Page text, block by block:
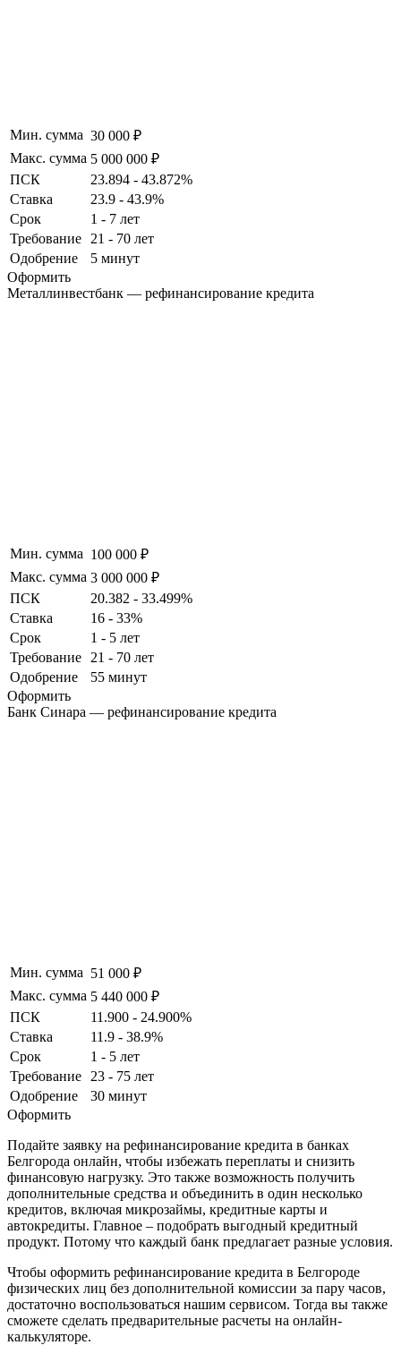
Мин. сумма 30 000 ₽
Макс. сумма 5 000 000 ₽
ПСК
23.894 - 43.872%
Ставка
23.9 - 43.9%
Срок
1 - 7 лет
Требование
21 - 70 лет
Одобрение
5 минут
Оформить
Металлинвестбанк — рефинансирование кредита
Мин. сумма 100 000 ₽
Макс. сумма 3 000 000 ₽
ПСК
20.382 - 33.499%
Ставка
16 - 33%
Срок
1 - 5 лет
Требование
21 - 70 лет
Одобрение
55 минут
Оформить
Банк Синара — рефинансирование кредита
Мин. сумма 51 000 ₽
Макс. сумма 5 440 000 ₽
ПСК
11.900 - 24.900%
Ставка
11.9 - 38.9%
Срок
1 - 5 лет
Требование
23 - 75 лет
Одобрение
30 минут
Оформить
Подайте заявку на рефинансирование кредита в банках
Белгорода онлайн, чтобы избежать переплаты и снизить
финансовую нагрузку. Это также возможность получить
дополнительные средства и объединить в один несколько
кредитов, включая микрозаймы, кредитные карты и
автокредиты. Главное – подобрать выгодный кредитный
продукт. Потому что каждый банк предлагает разные условия.
Чтобы оформить рефинансирование кредита в Белгороде
физических лиц без дополнительной комиссии за пару часов,
достаточно воспользоваться нашим сервисом. Тогда вы также
сможете сделать предварительные расчеты на онлайн-
калькуляторе.